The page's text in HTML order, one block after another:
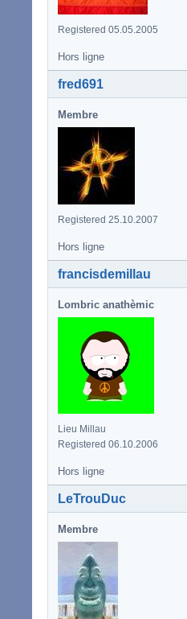
Registered 05.05.2005
Hors ligne
fred691
Membre
Registered 25.10.2007
Hors ligne
francisdemillau
Lombric anathèmic
Lieu Millau
Registered 06.10.2006
Hors ligne
LeTrouDuc
Membre